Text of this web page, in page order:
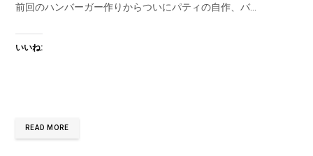
前回のハンバーガー作りからついにパティの自作、バ…
いいね:
READ MORE